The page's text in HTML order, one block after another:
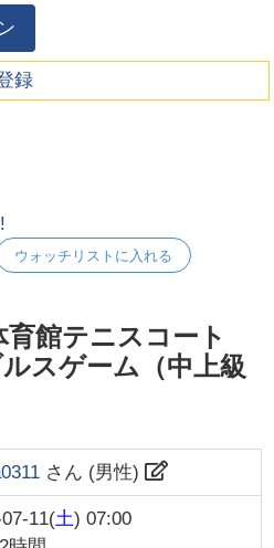
録
ウォッチリストに入れる
館テニスコート
スゲーム（中上級
さん (男性)
11(土) 07:00